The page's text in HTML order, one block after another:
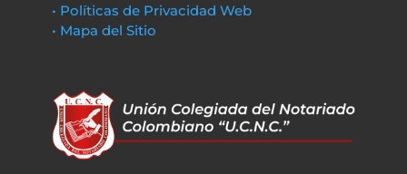
• Políticas de Privacidad Web
• Mapa del Sitio